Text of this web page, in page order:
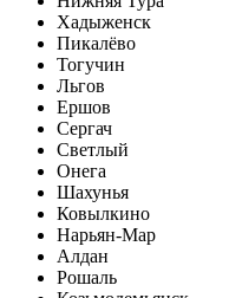
Хадыженск
Пикалёво
Тогучин
Льгов
Ершов
Сергач
Светлый
Онега
Шахунья
Ковылкино
Нарьян-Мар
Алдан
Рошаль